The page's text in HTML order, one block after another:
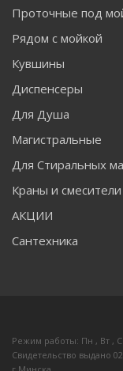
Проточные под
Рядом с мойкой
Кувшины
Диспенсеры
Для Душа
Магистральные
Для Стиральных
Краны и смесители
АКЦИИ
Сантехника
Режим работы: Пн , Вт ,
Свидетельство выдано